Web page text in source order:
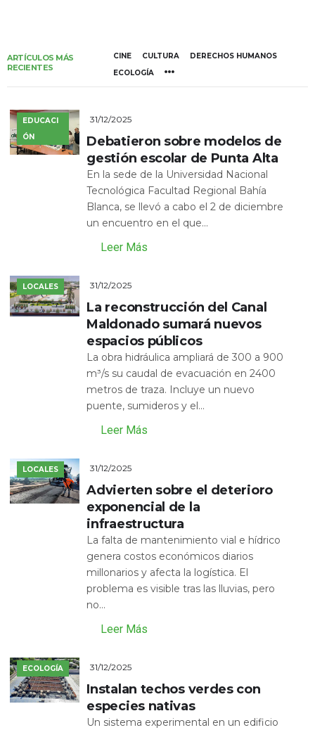
ARTÍCULOS MÁS
RECIENTES
CINE CULTURA
DERECHOS HUMANOS
ECOLOGÍA
EDUCACI
ÓN
31/12/2025
Debatieron sobre modelos de
gestión escolar de Punta Alta
En la sede de la Universidad Nacional
Tecnológica Facultad Regional Bahía
Blanca, se llevó a cabo el 2 de diciembre
un encuentro en el que...
Leer Más
LOCALES 31/12/2025
La reconstrucción del Canal
Maldonado sumará nuevos
espacios públicos
La obra hidráulica ampliará de 300 a 900
m³/s su caudal de evacuación en 2400
metros de traza. Incluye un nuevo
puente, sumideros y el...
Leer Más
LOCALES 31/12/2025
Advierten sobre el deterioro
exponencial de la
infraestructura
La falta de mantenimiento vial e hídrico
genera costos económicos diarios
millonarios y afecta la logística. El
problema es visible tras las lluvias, pero
no...
Leer Más
ECOLOGÍA 31/12/2025
Instalan techos verdes con
especies nativas
Un sistema experimental en un edificio